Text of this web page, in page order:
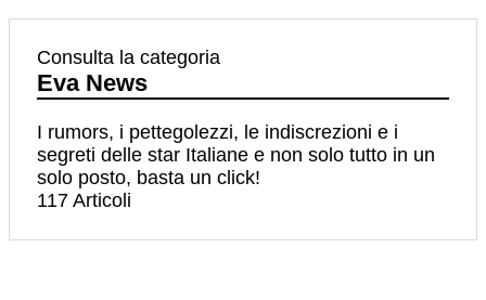
Consulta la categoria
Eva News
I rumors, i pettegolezzi, le indiscrezioni e i
segreti delle star Italiane e non solo tutto in un
solo posto, basta un click!
117 Articoli